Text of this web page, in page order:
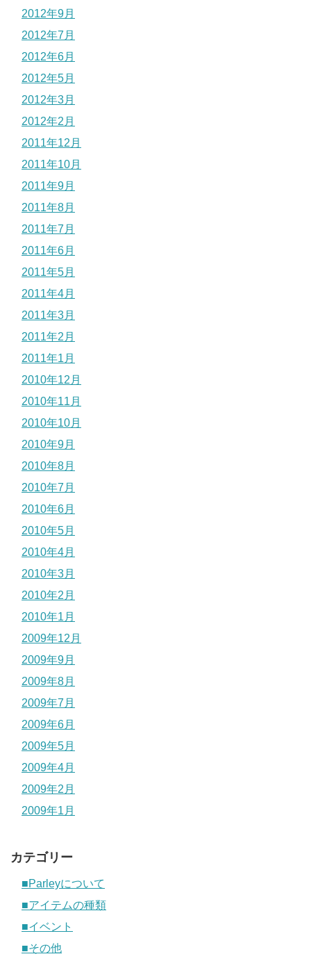
2012年9月
2012年7月
2012年6月
2012年5月
2012年3月
2012年2月
2011年12月
2011年10月
2011年9月
2011年8月
2011年7月
2011年6月
2011年5月
2011年4月
2011年3月
2011年2月
2011年1月
2010年12月
2010年11月
2010年10月
2010年9月
2010年8月
2010年7月
2010年6月
2010年5月
2010年4月
2010年3月
2010年2月
2010年1月
2009年12月
2009年9月
2009年8月
2009年7月
2009年6月
2009年5月
2009年4月
2009年2月
2009年1月
カテゴリー
■Parleyについて
■アイテムの種類
■イベント
■その他